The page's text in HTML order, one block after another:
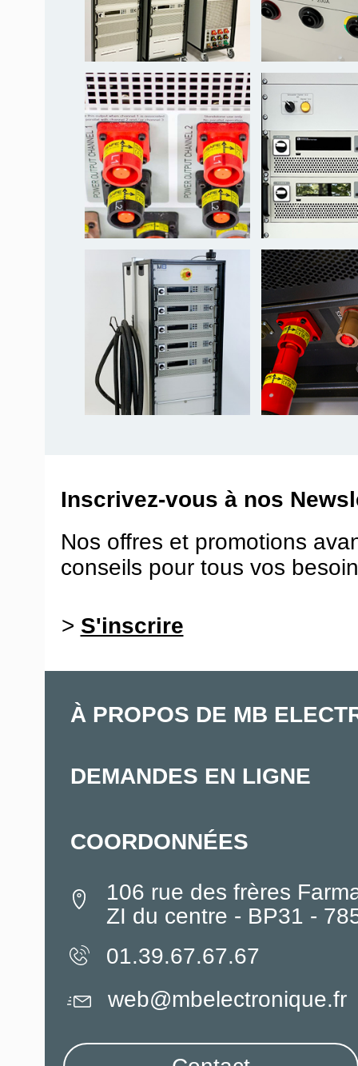
Inscrivez-vous à nos
Nos offres et promotions
conseils pour tous vos
> S'inscrire
À PROPOS DE MB
DEMANDES EN LIGNE
COORDONNÉES
106 rue des frères
ZI du centre - BP31 -
01.39.67.67.67
web@mbelectronique.fr